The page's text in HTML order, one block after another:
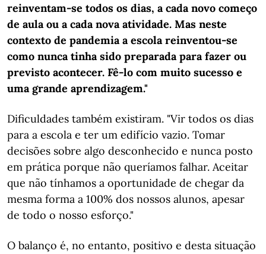
reinventam-se todos os dias, a cada novo começo
de aula ou a cada nova atividade. Mas neste
contexto de pandemia a escola reinventou-se
como nunca tinha sido preparada para fazer ou
previsto acontecer. Fê-lo com muito sucesso e
uma grande aprendizagem."
Dificuldades também existiram. "Vir todos os dias
para a escola e ter um edifício vazio. Tomar
decisões sobre algo desconhecido e nunca posto
em prática porque não queríamos falhar. Aceitar
que não tínhamos a oportunidade de chegar da
mesma forma a 100% dos nossos alunos, apesar
de todo o nosso esforço."
O balanço é, no entanto, positivo e desta situação